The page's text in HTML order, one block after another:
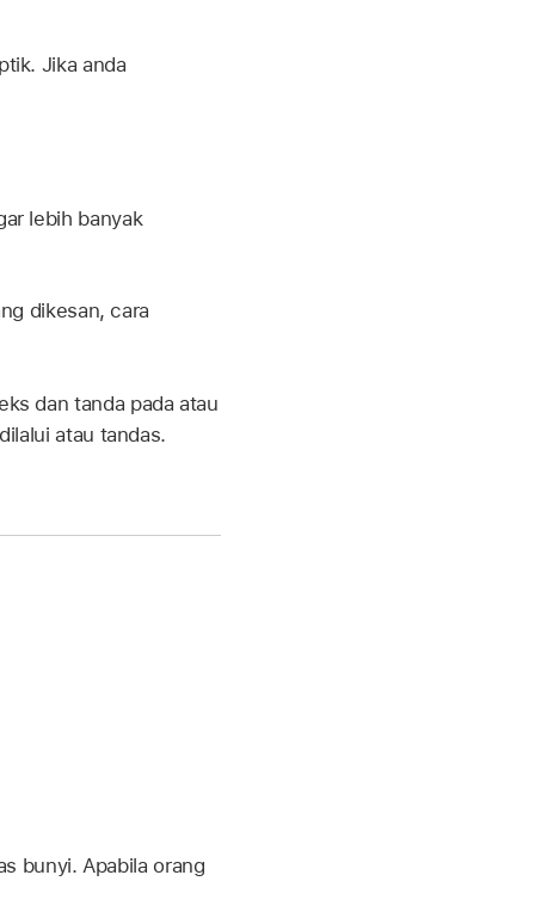
Jika anda
lebih banyak
dikesan, cara
dan tanda pada atau
atau tandas.
bunyi. Apabila orang